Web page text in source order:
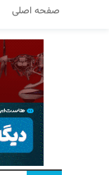
صفحه اصلی